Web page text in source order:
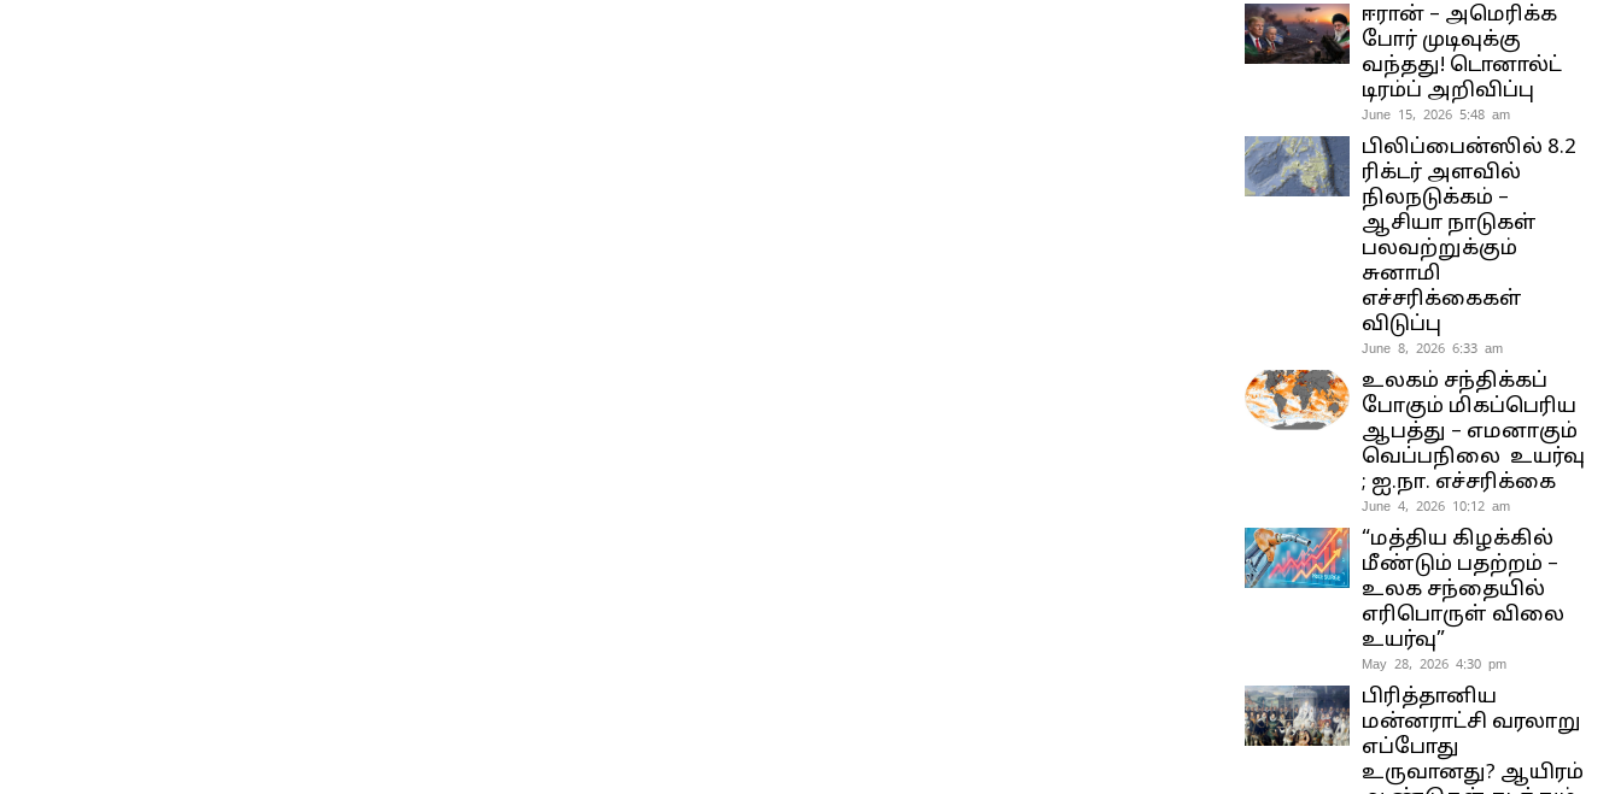
ஈரான் – அமெரிக்க
போர் முடிவுக்கு
வந்தது! டொனால்ட்
டிரம்ப் அறிவிப்பு
June 15, 2026 5:48 am
பிலிப்பைன்ஸில் 8.2
ரிக்டர் அளவில்
நிலநடுக்கம் –
ஆசியா நாடுகள்
பலவற்றுக்கும்
சுனாமி
எச்சரிக்கைகள்
விடுப்பு
June 8, 2026 6:33 am
உலகம் சந்திக்கப்
போகும் மிகப்பெரிய
ஆபத்து – எமனாகும்
வெப்பநிலை உயர்வு
; ஐ.நா. எச்சரிக்கை
June 4, 2026 10:12 am
“மத்திய கிழக்கில்
மீண்டும் பதற்றம் –
உலக சந்தையில்
எரிபொருள் விலை
உயர்வு”
May 28, 2026 4:30 pm
பிரித்தானிய
மன்னராட்சி வரலாறு
எப்போது
உருவானது? ஆயிரம்